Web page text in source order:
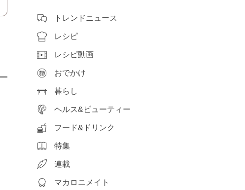
トレンドニュース
レシピ
レシピ動画
おでかけ
暮らし
ヘルス&ビューティー
フード&ドリンク
特集
連載
マカロニメイト